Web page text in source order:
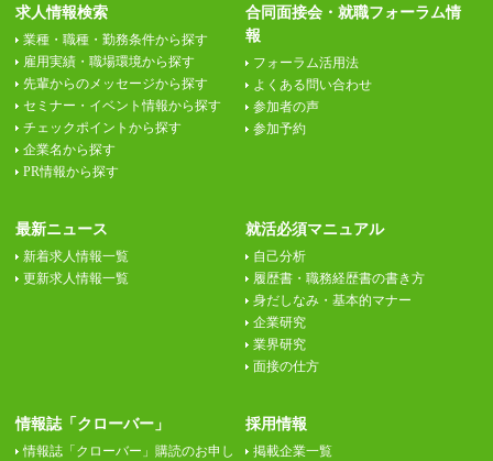
求人情報検索
業種・職種・勤務条件から探す
雇用実績・職場環境から探す
先輩からのメッセージから探す
セミナー・イベント情報から探す
チェックポイントから探す
企業名から探す
PR情報から探す
合同面接会・就職フォーラム情
報
フォーラム活用法
よくある問い合わせ
参加者の声
参加予約
最新ニュース
新着求人情報一覧
更新求人情報一覧
就活必須マニュアル
自己分析
履歴書・職務経歴書の書き方
身だしなみ・基本的マナー
企業研究
業界研究
面接の仕方
情報誌「クローバー」
情報誌「クローバー」購読のお申し
採用情報
掲載企業一覧